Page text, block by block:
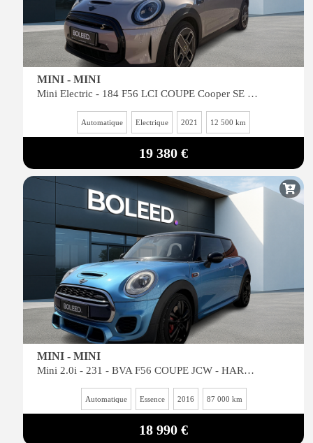
MINI - MINI
Mini Electric - 184 F56 LCI COUPE Cooper SE Electric - CARPLAY - GARANTIE MINI 05/2027
Automatique Electrique 2021 12 500 km
19 380 €
MINI - MINI
Mini 2.0i - 231 - BVA F56 COUPE JCW - HARMAN KARDON - SIEGES AVANTS CHAUFFANTS
Automatique Essence 2016 87 000 km
18 990 €